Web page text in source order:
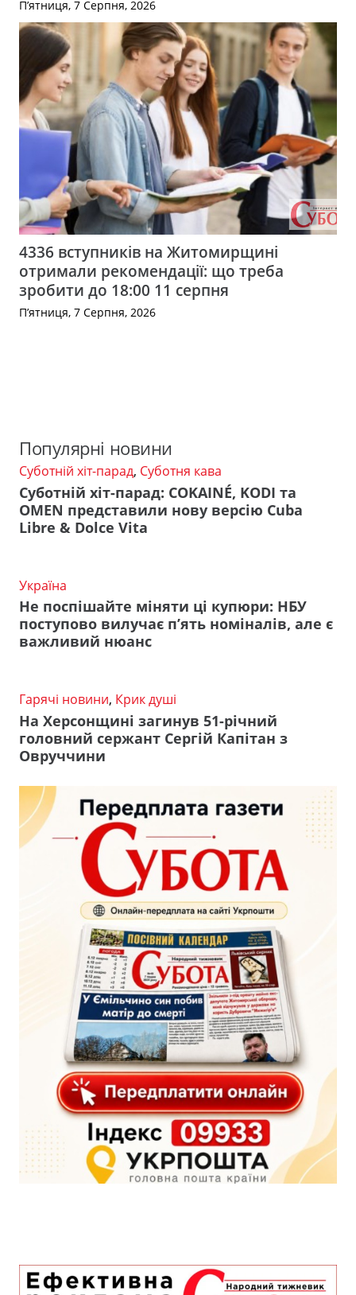
П’ятниця, 7 Серпня, 2026
4336 вступників на Житомирщині
отримали рекомендації: що треба
зробити до 18:00 11 серпня
П’ятниця, 7 Серпня, 2026
Популярні новини
Суботній хіт-парад, Суботня кава
Суботній хіт-парад: COKAINÉ, KODI та
OMEN представили нову версію Cuba
Libre & Dolce Vita
Україна
Не поспішайте міняти ці купюри: НБУ
поступово вилучає п’ять номіналів, але є
важливий нюанс
Гарячі новини, Крик душі
На Херсонщині загинув 51-річний
головний сержант Сергій Капітан з
Овруччини